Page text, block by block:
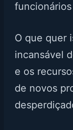
O que quer
incansável
e os
de novos